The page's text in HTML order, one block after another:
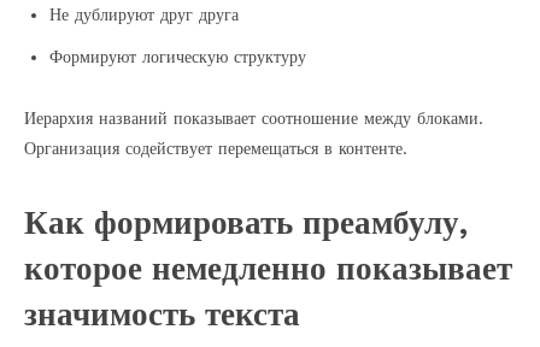
Не дублируют друг друга
Формируют логическую структуру
Иерархия названий показывает соотношение между блоками.
Организация содействует перемещаться в контенте.
Как формировать преамбулу,
которое немедленно показывает
значимость текста